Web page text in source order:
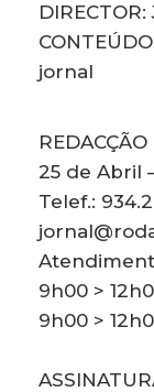
jornal
25 de Abril
Telef.:
9h00 >
9h00 >